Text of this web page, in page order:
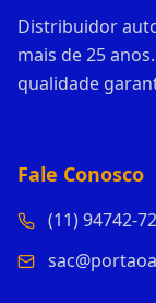
Distribuidor
mais de 25
qualidade
Fale Conosco
(11) 94742-